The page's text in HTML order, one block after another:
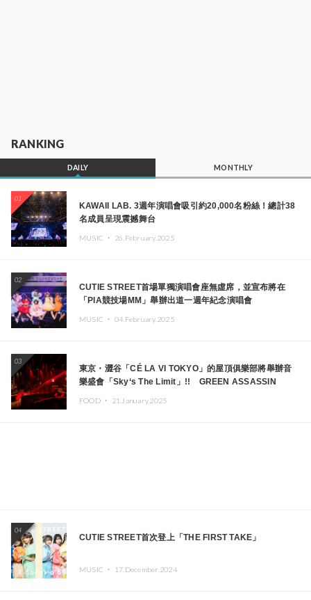
RANKING
DAILY MONTHLY
01
KAWAII LAB. 3週年演唱會吸引約20,000名粉絲！總計38
名成員呈現震撼舞台
MUSIC ・ 26.February.2025
02
CUTIE STREET首場單獨演唱會座無虛席，並宣布將在
「PIA競技場MM」舉辦出道一週年紀念演唱會
MUSIC ・ 04.February.2025
03
東京・澀谷「CÉ LA VI TOKYO」的屋頂俱樂部將舉辦音
樂盛會「Sky‘s The Limit」!! GREEN ASSASSIN
FOOD ・ 21.January.2025
04
CUTIE STREET首次登上「THE FIRST TAKE」
MUSIC ・ 17.December.2024